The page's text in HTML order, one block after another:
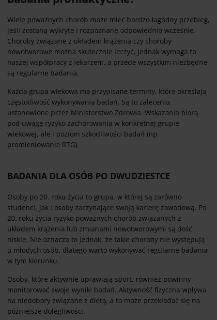
Wiele poważnych chorób może mieć bardzo łagodny przebieg,
jeśli zostaną wykryte i rozpoznane odpowiednio wcześnie.
Choroby związane z układem krążenia czy choroby
nowotworowe można skutecznie leczyć, jednak wymaga to
naszej współpracy z lekarzem, a przede wszystkim niezbędne
są regularne badania.
Każda grupa wiekowa ma przypisane terminy, które określają
częstotliwość wykonywania badań. Są to zalecenia
ustanowione przez Ministerstwo Zdrowia. Wskazania biorą
pod uwagę ryzyko zachorowania w konkretnej grupie
wiekowej, ale i poziom szkodliwości badań (np.
promieniowanie RTG).
BADANIA DLA OSÓB PO DWUDZIESTCE
Osoby po 20. roku życia to grupa, w której są zarówno
studenci, jak i osoby zaczynające swoją karierę zawodową. Po
20. roku życia ryzyko poważnych chorób związanych z
układem krążenia lub zmianami nowotworowymi są dość
niskie. Nie oznacza to jednak, że takie choroby nie występują
u młodych osób, dlatego warto wykonywać regularne badania
w tym kierunku.
Osoby, które aktywnie uprawiają sport, również powinny
monitorować swoje wyniki badań. Aktywność fizyczna wpływa
na niedobory związane z dietą, a to może przekładać się na
późniejsze dolegliwości.